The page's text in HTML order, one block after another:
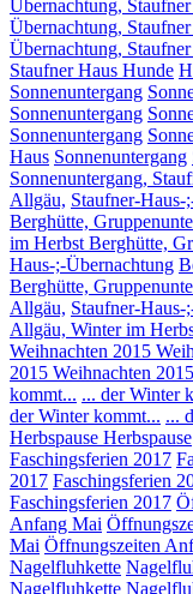
Übernachtung,
Übernachtung,
Übernachtung,
Staufner Haus Hunde
Sonnenuntergang
Sonnenuntergang
Sonnenuntergang
Haus Sonnenuntergang
Sonnenuntergang,
Allgäu, Staufner-
Berghütte,
im Herbst Berghütte,
Haus-;-Übernachtung
Berghütte,
Allgäu, Staufner-
Allgäu, Winter im
Weihnachten 2015
2015 Weihnachten 2015
kommt... ... der Winter
der Winter kommt... ...
Herbspause Herbspause
Faschingsferien 2017
2017 Faschingsferien
Faschingsferien 2017
Anfang Mai
Mai Öffnungszeiten
Nagelfluhkette
Nagelfluhkette